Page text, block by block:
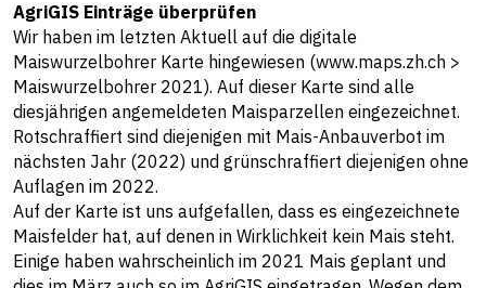
AgriGIS Einträge überprüfen
Wir haben im letzten Aktuell auf die digitale
Maiswurzelbohrer Karte hingewiesen (www.maps.zh.ch >
Maiswurzelbohrer 2021). Auf dieser Karte sind alle
diesjährigen angemeldeten Maisparzellen eingezeichnet.
Rotschraffiert sind diejenigen mit Mais-Anbauverbot im
nächsten Jahr (2022) und grünschraffiert diejenigen ohne
Auflagen im 2022.
Auf der Karte ist uns aufgefallen, dass es eingezeichnete
Maisfelder hat, auf denen in Wirklichkeit kein Mais steht.
Einige haben wahrscheinlich im 2021 Mais geplant und